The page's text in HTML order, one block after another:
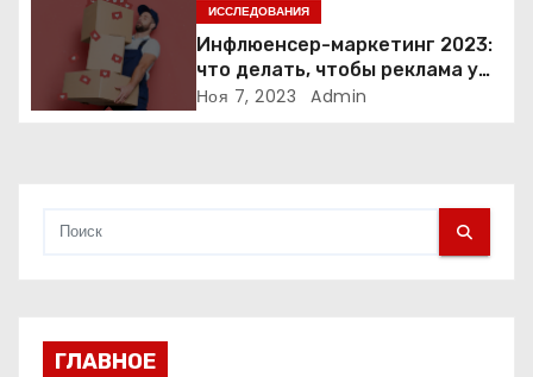
ИССЛЕДОВАНИЯ
Инфлюенсер-маркетинг 2023:
что делать, чтобы реклама у
блогеров работала?
Ноя 7, 2023 Admin
ГЛАВНОЕ